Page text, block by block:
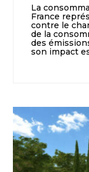
La
France
contre le
de la
des
son impact